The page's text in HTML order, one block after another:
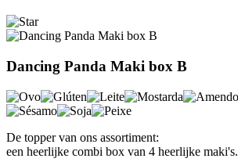
Dancing Panda Maki box B
De topper van ons assortiment:
een heerlijke combi box van 4 heerlijke maki's.